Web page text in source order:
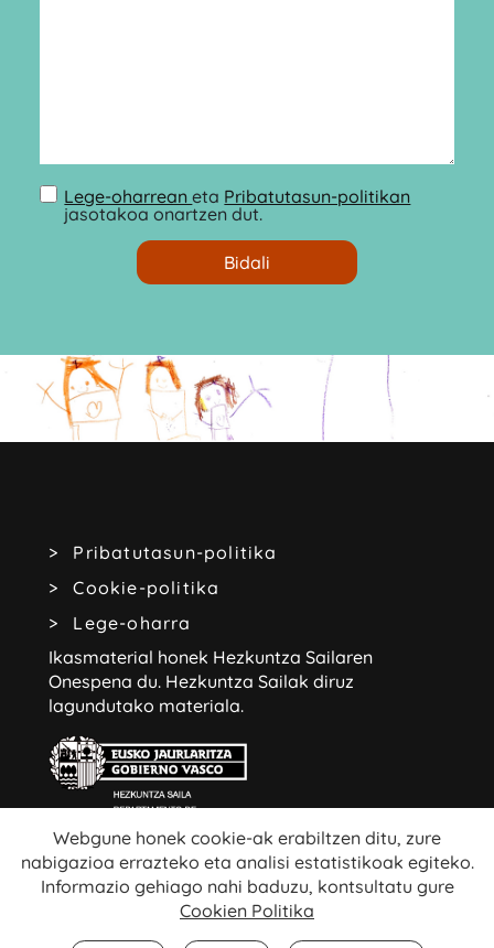
Lege-oharreaneta Pribatutasun-politikan
jasotakoa onartzen dut.
Pribatutasun-politika
Cookie-politika
Lege-oharra
Ikasmaterial honek Hezkuntza Sailaren
Onespena du. Hezkuntza Sailak diruz
lagundutako materiala.
Webgune honetako edukiak libreak dira:
Webgune honek cookie-ak erabiltzen ditu, zure
nabigazioa errazteko eta analisi estatistikoak egiteko.
Informazio gehiago nahi baduzu, kontsultatu gure
Cookien Politika